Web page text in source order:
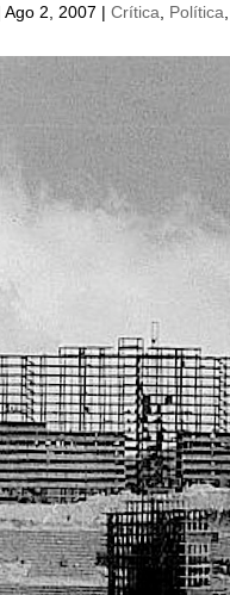
Ago 2, 2007 |Crítica Política